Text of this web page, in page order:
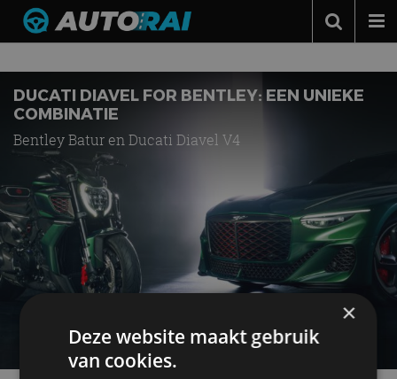
Podcast
Automerken
Adverteren
Contact
MotorRAI.nl
Nieuws over
DUCATI DIAVEL FOR BENTLEY: EEN UNIEKE
COMBINATIE
Bentley Batur en Ducati Diavel V4
×
Deze website maakt gebruik
van cookies.